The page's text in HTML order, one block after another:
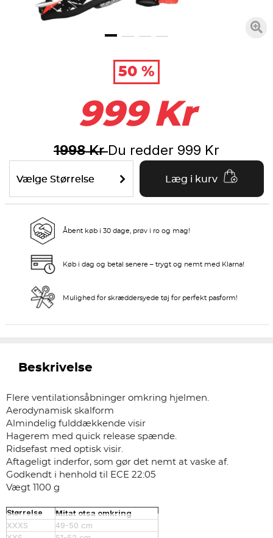
50 %
999 Kr
1998KrDu redder 999 Kr
Vælge Størrelse Læg i kurv
Åbent køb i 30 dage, prøv i ro og mag!
Køb i dag og betal senere – trygt og nemt med Klarna!
Mulighed for skræddersyede tøj for perfekt pasform!
Beskrivelse
Flere ventilationsåbninger omkring hjelmen.
Aerodynamisk skalform
Almindelig fulddækkende visir
Hagerem med quick release spænde.
Ridsefast med optisk visir.
Aftageligt inderfor, som gør det nemt at vaske af.
Godkendt i henhold til ECE 22:05
Vægt 1100 g
Størrelse​
Mitat otsa omkring
XXXS
49-50 cm